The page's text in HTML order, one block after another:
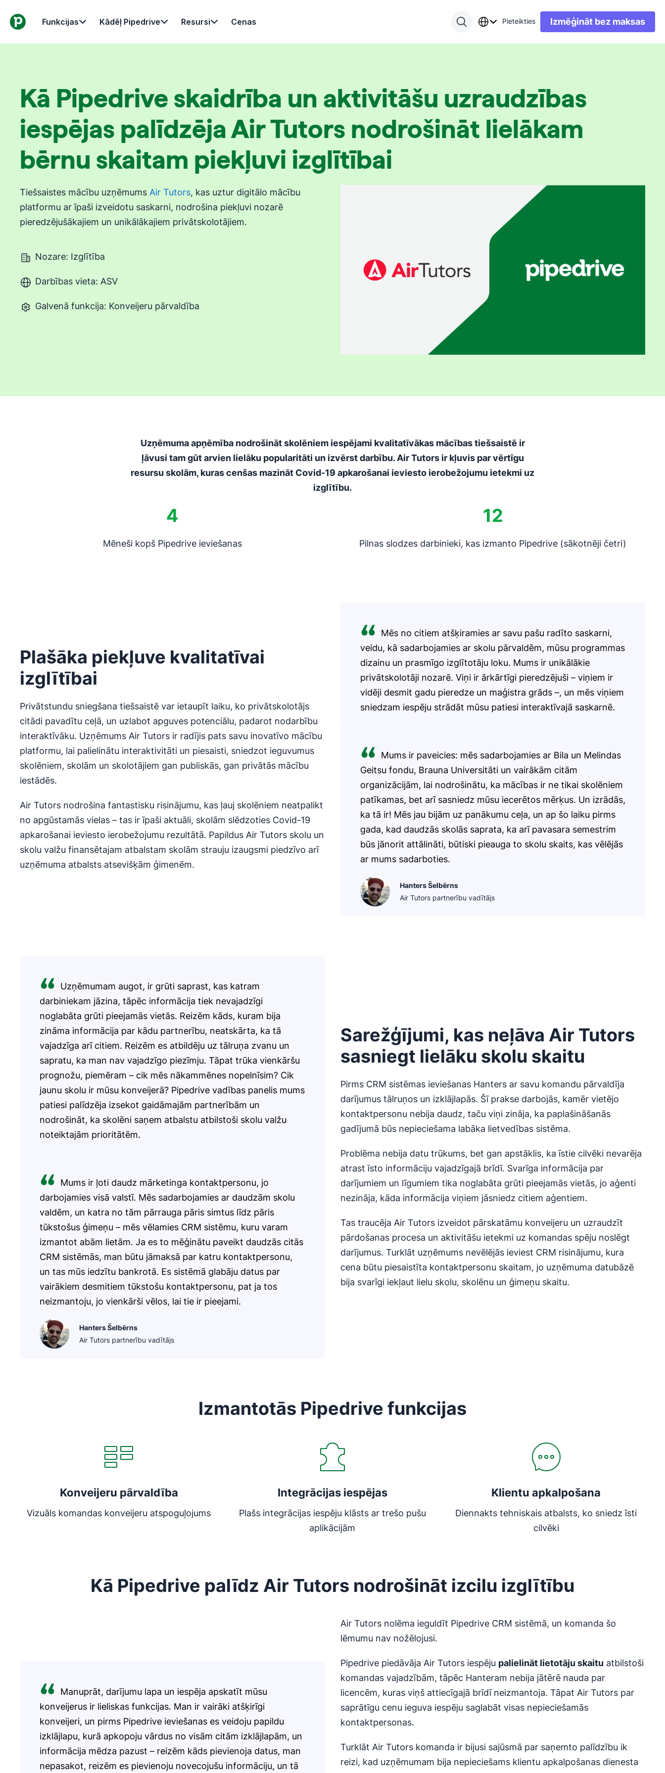
Funkcijas Kādēļ Pipedrive Resursi Cenas Pieteikties Izmēģināt bez maksas
Kā Pipedrive skaidrība un aktivitāšu uzraudzības
iespējas palīdzēja Air Tutors nodrošināt lielākam
bērnu skaitam piekļuvi izglītībai
Tiešsaistes mācību uzņēmums Air Tutors, kas uztur digitālo mācību
platformu ar īpaši izveidotu saskarni, nodrošina piekļuvi nozarē
pieredzējušākajiem un unikālākajiem privātskolotājiem.
Nozare: Izglītība
Darbības vieta: ASV
Galvenā funkcija: Konveijeru pārvaldība
Uzņēmuma apņēmība nodrošināt skolēniem iespējami kvalitatīvākas mācības tiešsaistē ir
ļāvusi tam gūt arvien lielāku popularitāti un izvērst darbību. Air Tutors ir kļuvis par vērtīgu
resursu skolām, kuras cenšas mazināt Covid-19 apkarošanai ieviesto ierobežojumu ietekmi uz
izglītību.
4
Mēneši kopš Pipedrive ieviešanas
12
Pilnas slodzes darbinieki, kas izmanto Pipedrive (sākotnēji četri)
Plašāka piekļuve kvalitatīvai
izglītībai
Privātstundu sniegšana tiešsaistē var ietaupīt laiku, ko privātskolotājs
citādi pavadītu ceļā, un uzlabot apguves potenciālu, padarot nodarbību
interaktīvāku. Uzņēmums Air Tutors ir radījis pats savu inovatīvo mācību
platformu, lai palielinātu interaktivitāti un piesaisti, sniedzot ieguvumus
skolēniem, skolām un skolotājiem gan publiskās, gan privātās mācību
iestādēs.
Air Tutors nodrošina fantastisku risinājumu, kas ļauj skolēniem neatpalikt
no apgūstamās vielas – tas ir īpaši aktuāli, skolām slēdzoties Covid-19
apkarošanai ieviesto ierobežojumu rezultātā. Papildus Air Tutors skolu un
skolu valžu finansētajam atbalstam skolām strauju izaugsmi piedzīvo arī
uzņēmuma atbalsts atsevišķām ģimenēm.
Mēs no citiem atšķiramies ar savu pašu radīto saskarni,
veidu, kā sadarbojamies ar skolu pārvaldēm, mūsu programmas
dizainu un prasmīgo izglītotāju loku. Mums ir unikālākie
privātskolotāji nozarē. Viņi ir ārkārtīgi pieredzējuši – viņiem ir
vidēji desmit gadu pieredze un maģistra grāds –, un mēs viņiem
sniedzam iespēju strādāt mūsu patiesi interaktīvajā saskarnē.
Mums ir paveicies: mēs sadarbojamies ar Bila un Melindas
Geitsu fondu, Brauna Universitāti un vairākām citām
organizācijām, lai nodrošinātu, ka mācības ir ne tikai skolēniem
patīkamas, bet arī sasniedz mūsu iecerētos mērķus. Un izrādās,
ka tā ir! Mēs jau bijām uz panākumu ceļa, un ap šo laiku pirms
gada, kad daudzās skolās saprata, ka arī pavasara semestrim
būs jānorit attālināti, būtiski pieauga to skolu skaits, kas vēlējās
ar mums sadarboties.
Hanters Šelbērns
Air Tutors partnerību vadītājs
Uzņēmumam augot, ir grūti saprast, kas katram
darbiniekam jāzina, tāpēc informācija tiek nevajadzīgi
noglabāta grūti pieejamās vietās. Reizēm kāds, kuram bija
zināma informācija par kādu partnerību, neatskārta, ka tā
vajadzīga arī citiem. Reizēm es atbildēju uz tālruņa zvanu un
sapratu, ka man nav vajadzīgo piezīmju. Tāpat trūka vienkāršu
prognožu, piemēram – cik mēs nākammēnes nopelnīsim? Cik
jaunu skolu ir mūsu konveijerā? Pipedrive vadības panelis mums
patiesi palīdzēja izsekot gaidāmajām partnerībām un
nodrošināt, ka skolēni saņem atbalstu atbilstoši skolu valžu
noteiktajām prioritātēm.
Mums ir ļoti daudz mārketinga kontaktpersonu, jo
darbojamies visā valstī. Mēs sadarbojamies ar daudzām skolu
valdēm, un katra no tām pārrauga pāris simtus līdz pāris
tūkstošus ģimeņu – mēs vēlamies CRM sistēmu, kuru varam
izmantot abām lietām. Ja es to mēģinātu paveikt daudzās citās
CRM sistēmās, man būtu jāmaksā par katru kontaktpersonu,
un tas mūs iedzītu bankrotā. Es sistēmā glabāju datus par
vairākiem desmitiem tūkstošu kontaktpersonu, pat ja tos
neizmantoju, jo vienkārši vēlos, lai tie ir pieejami.
Hanters Šelbērns
Air Tutors partnerību vadītājs
Sarežģījumi, kas neļāva Air Tutors
sasniegt lielāku skolu skaitu
Pirms CRM sistēmas ieviešanas Hanters ar savu komandu pārvaldīja
darījumus tālruņos un izklājlapās. Šī prakse darbojās, kamēr vietējo
kontaktpersonu nebija daudz, taču viņi zināja, ka paplašināšanās
gadījumā būs nepieciešama labāka lietvedības sistēma.
Problēma nebija datu trūkums, bet gan apstāklis, ka īstie cilvēki nevarēja
atrast īsto informāciju vajadzīgajā brīdī. Svarīga informācija par
darījumiem un līgumiem tika noglabāta grūti pieejamās vietās, jo aģenti
nezināja, kāda informācija viņiem jāsniedz citiem aģentiem.
Tas traucēja Air Tutors izveidot pārskatāmu konveijeru un uzraudzīt
pārdošanas procesa un aktivitāšu ietekmi uz komandas spēju noslēgt
darījumus. Turklāt uzņēmums nevēlējās ieviest CRM risinājumu, kura
cena būtu piesaistīta kontaktpersonu skaitam, jo uzņēmuma datubāzē
bija svarīgi iekļaut lielu skolu, skolēnu un ģimeņu skaitu.
Izmantotās Pipedrive funkcijas
Konveijeru pārvaldība
Vizuāls komandas konveijeru atspoguļojums
Integrācijas iespējas
Plašs integrācijas iespēju klāsts ar trešo pušu
aplikācijām
Klientu apkalpošana
Diennakts tehniskais atbalsts, ko sniedz īsti
cilvēki
Kā Pipedrive palīdz Air Tutors nodrošināt izcilu izglītību
Manuprāt, darījumu lapa un iespēja apskatīt mūsu
konveijerus ir lieliskas funkcijas. Man ir vairāki atšķirīgi
konveijeri, un pirms Pipedrive ieviešanas es veidoju papildu
izklājlapu, kurā apkopoju vārdus no visām citām izklājlapām, un
informācija mēdza pazust – reizēm kāds pievienoja datus, man
nepasakot, reizēm es pievienoju novecojušu informāciju, un tā
Air Tutors nolēma ieguldīt Pipedrive CRM sistēmā, un komanda šo
lēmumu nav nožēlojusi.
Pipedrive piedāvāja Air Tutors iespēju palielināt lietotāju skaitu atbilstoši
komandas vajadzībām, tāpēc Hanteram nebija jātērē nauda par
licencēm, kuras viņš attiecīgajā brīdī neizmantoja. Tāpat Air Tutors par
saprātīgu cenu ieguva iespēju saglabāt visas nepieciešamās
kontaktpersonas.
Turklāt Air Tutors komanda ir bijusi sajūsmā par saņemto palīdzību ik
reizi, kad uzņēmumam bija nepieciešams klientu apkalpošanas dienesta